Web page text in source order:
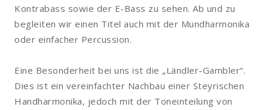
Kontrabass sowie der E-Bass zu sehen. Ab und zu
begleiten wir einen Titel auch mit der Mundharmonika
oder einfacher Percussion.
Eine Besonderheit bei uns ist die „Ländler-Gambler“.
Dies ist ein vereinfachter Nachbau einer Steyrischen
Handharmonika, jedoch mit der Ton­einteilung von